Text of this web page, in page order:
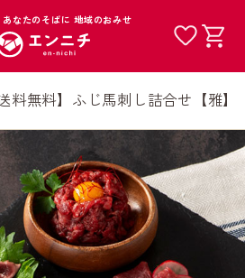
なたのそばに 地域のおみせ
送料無料】ふじ馬刺し詰合せ【雅